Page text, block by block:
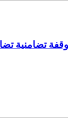
تضامنية